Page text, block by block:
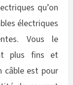
qu’on
électriques
Vous le
plus fins et
câble est pour